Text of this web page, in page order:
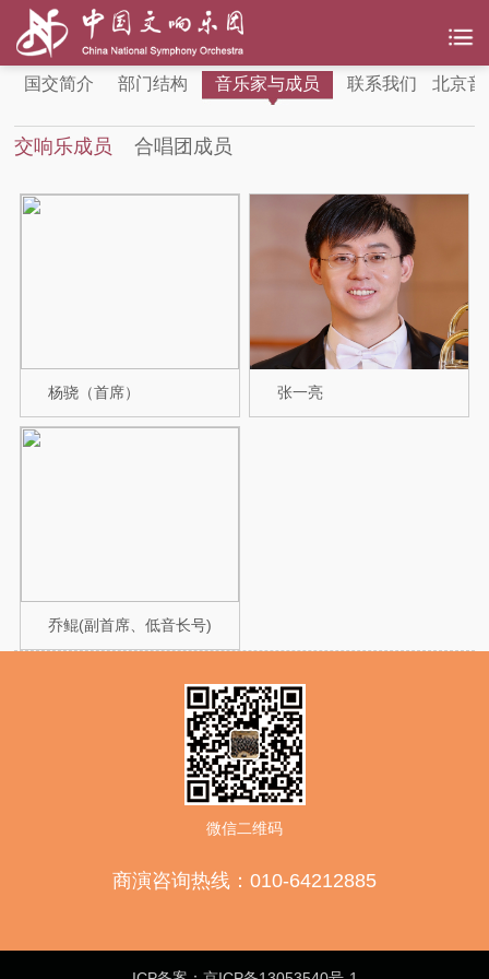
国交简介 部门结构 音乐家与成员 联系我们 北京音
交响乐成员 合唱团成员
杨骁（首席） 张一亮
乔鲲(副首席、低音长号)
微信二维码
商演咨询热线：010-64212885